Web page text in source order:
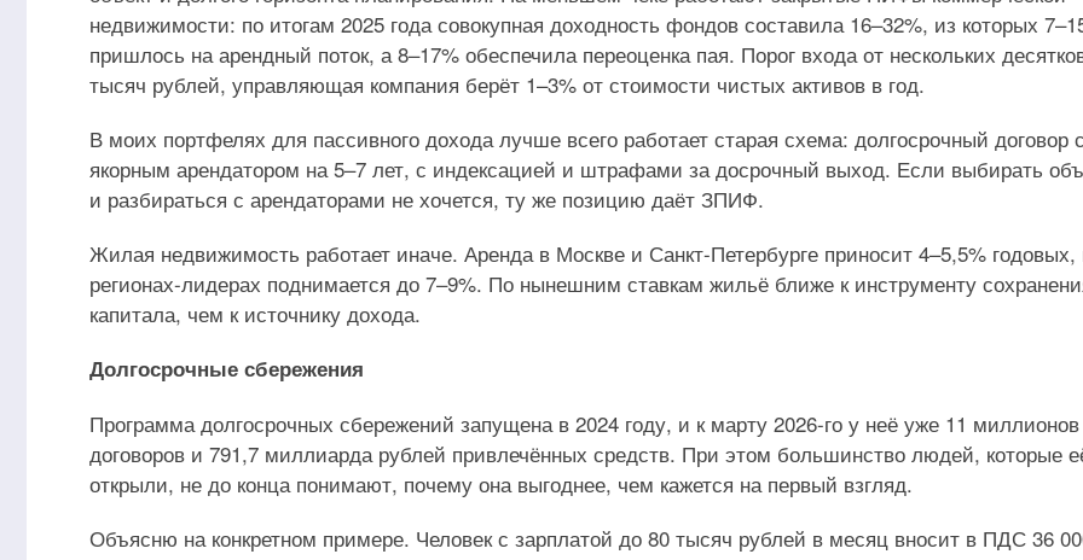
недвижимости: по итогам 2025 года совокупная доходность фондов составила 16–32%, из которых
пришлось на арендный поток, а 8–17% обеспечила переоценка пая. Порог входа от нескольких
тысяч рублей, управляющая компания берёт 1–3% от стоимости чистых активов в год.
В моих портфелях для пассивного дохода лучше всего работает старая схема: долгосрочный договор с
якорным арендатором на 5–7 лет, с индексацией и штрафами за досрочный выход. Если выбирать
и разбираться с арендаторами не хочется, ту же позицию даёт ЗПИФ.
Жилая недвижимость работает иначе. Аренда в Москве и Санкт-Петербурге приносит 4–5,5% годовых,
регионах-лидерах поднимается до 7–9%. По нынешним ставкам жильё ближе к инструменту
капитала, чем к источнику дохода.
Долгосрочные сбережения
Программа долгосрочных сбережений запущена в 2024 году, и к марту 2026-го у неё уже 11 миллионов
договоров и 791,7 миллиарда рублей привлечённых средств. При этом большинство людей, которые
открыли, не до конца понимают, почему она выгоднее, чем кажется на первый взгляд.
Объясню на конкретном примере. Человек с зарплатой до 80 тысяч рублей в месяц вносит в ПДС 36